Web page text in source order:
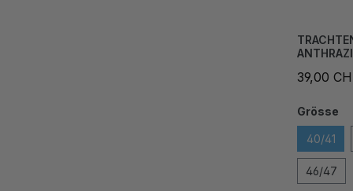
39,00
Grösse
40/41
46/47